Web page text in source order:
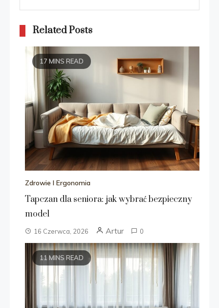
Related Posts
17 MINS READ
Zdrowie I Ergonomia
Tapczan dla seniora: jak wybrać bezpieczny
model
16 Czerwca, 2026 Artur 0
11 MINS READ